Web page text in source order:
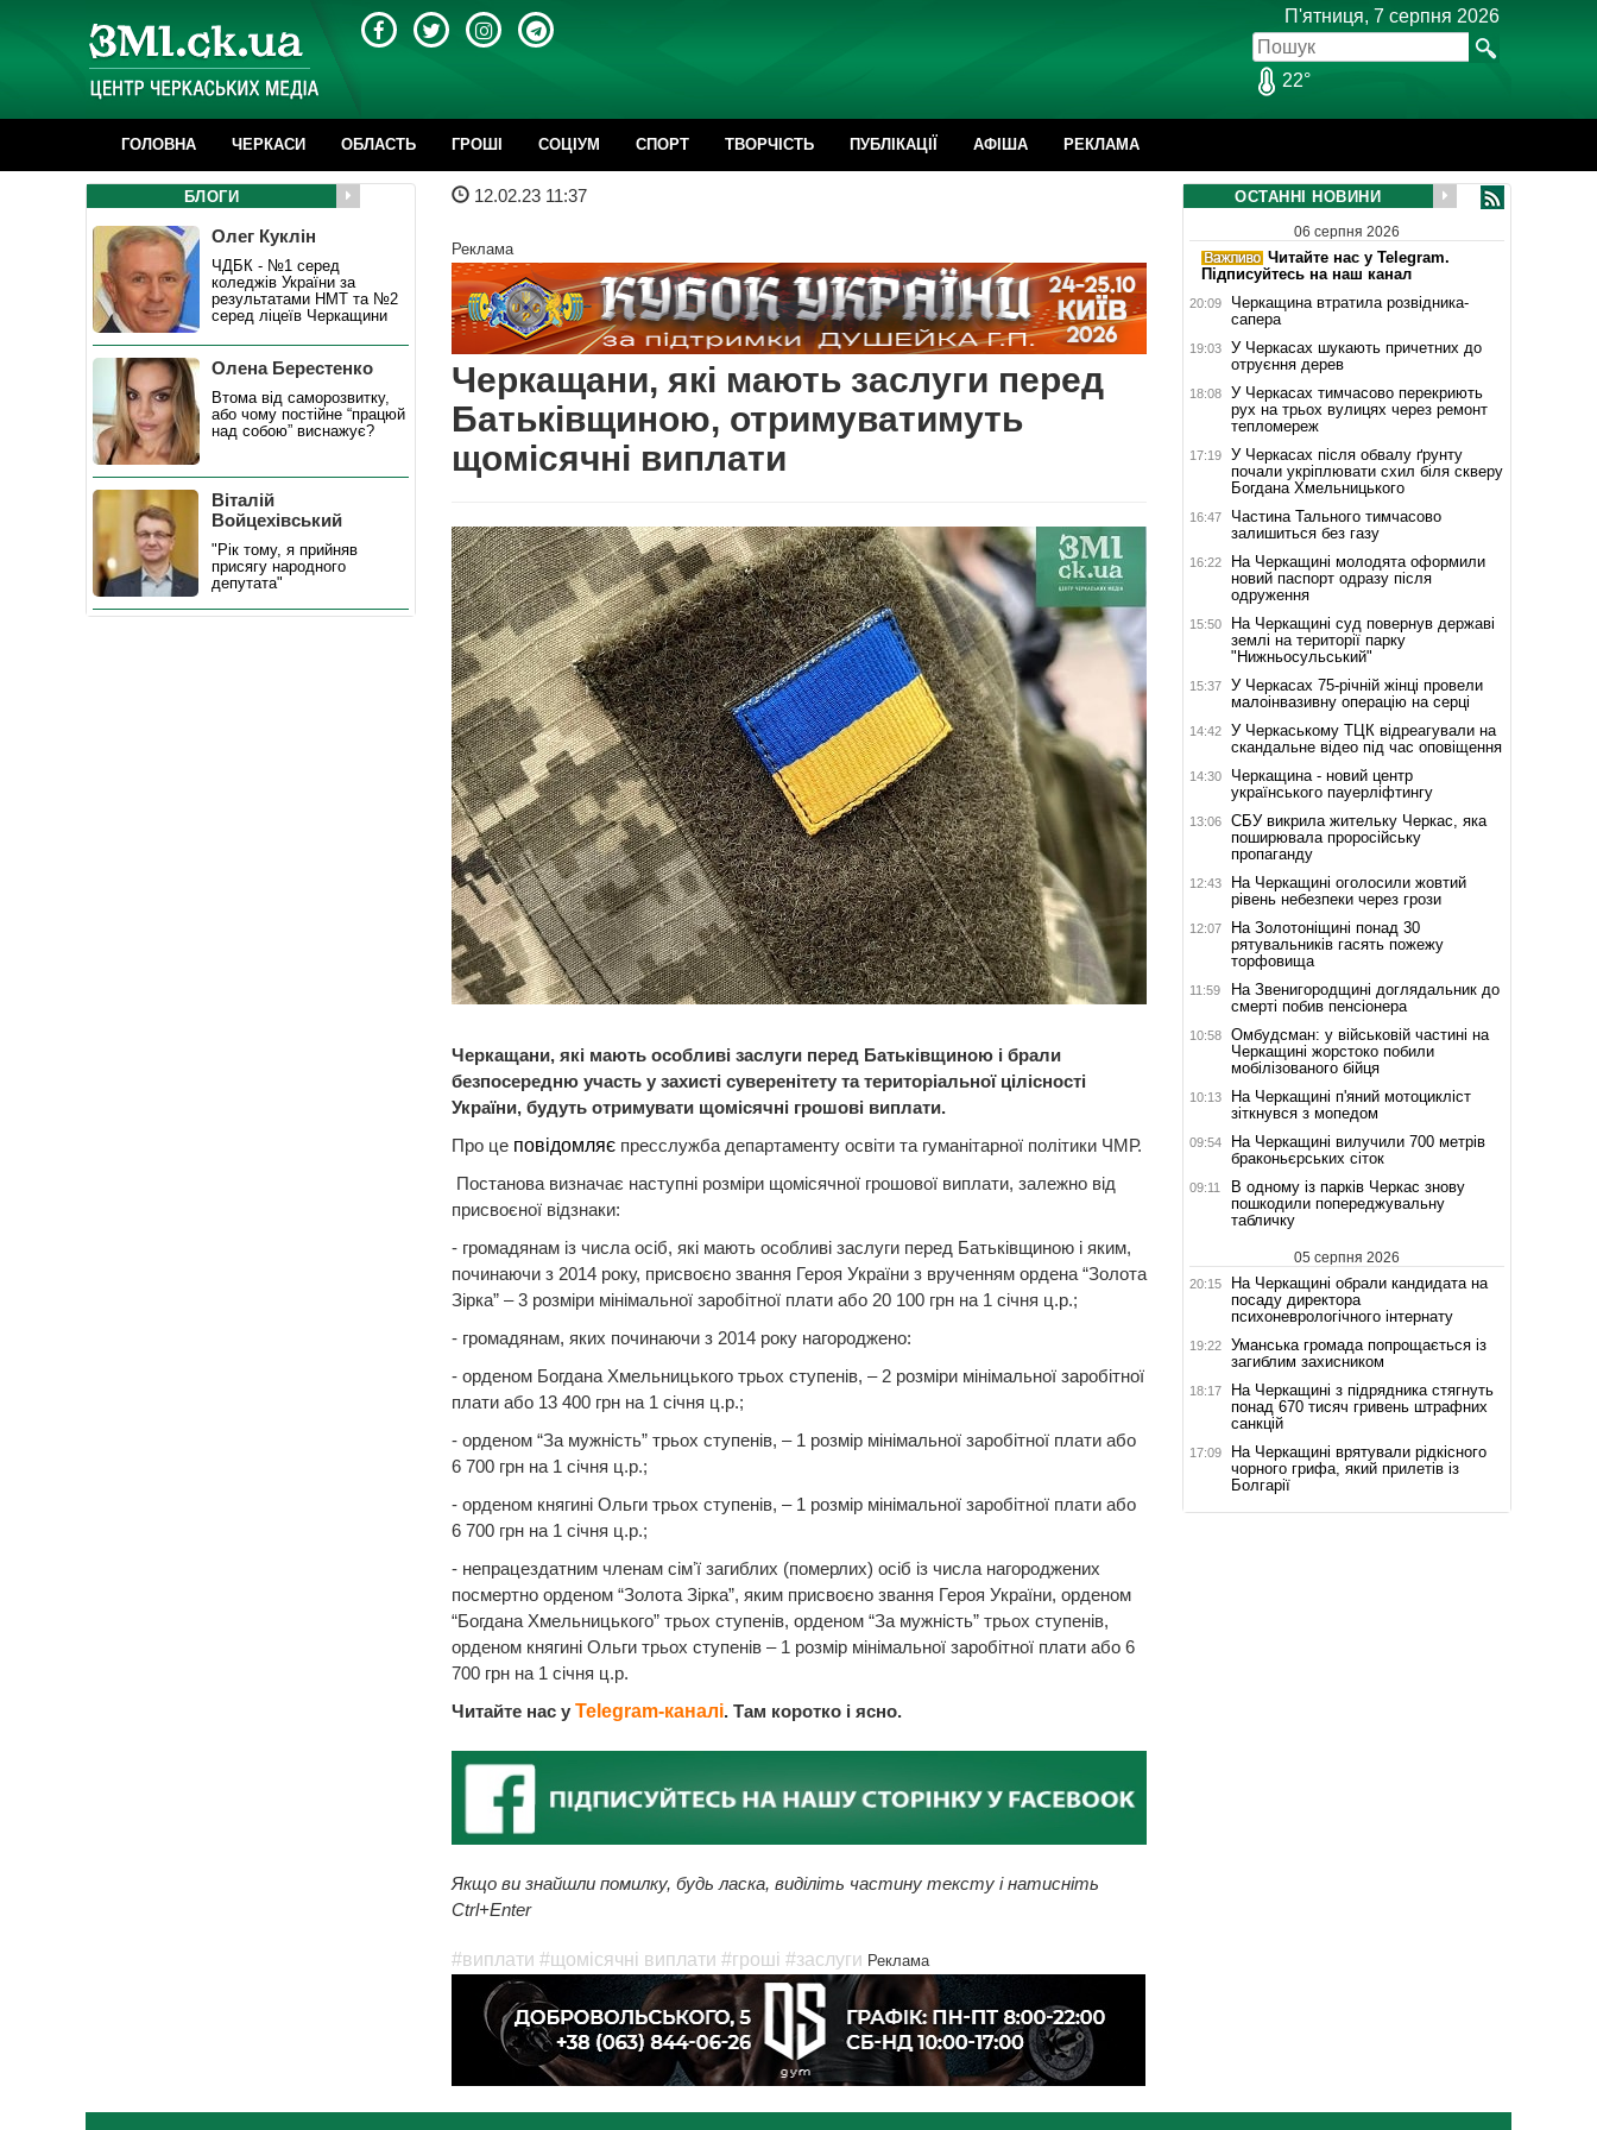
П'ятниця, 7 серпня 2026
22°
ГОЛОВНА ЧЕРКАСИ ОБЛАСТЬ ГРОШІ CОЦІУМ СПОРТ ТВОРЧІСТЬ ПУБЛІКАЦІЇ АФІША РЕКЛАМА
12.02.23 11:37
Реклама
Черкащани, які мають заслуги перед
Батьківщиною, отримуватимуть
щомісячні виплати
Черкащани, які мають особливі заслуги перед Батьківщиною і брали
безпосередню участь у захисті суверенітету та територіальної цілісності
України, будуть отримувати щомісячні грошові виплати.
Про це повідомляє пресслужба департаменту освіти та гуманітарної політики ЧМР.
Постанова визначає наступні розміри щомісячної грошової виплати, залежно від
присвоєної відзнаки:
- громадянам із числа осіб, які мають особливі заслуги перед Батьківщиною і яким,
починаючи з 2014 року, присвоєно звання Героя України з врученням ордена “Золота
Зірка” – 3 розміри мінімальної заробітної плати або 20 100 грн на 1 січня ц.р.;
- громадянам, яких починаючи з 2014 року нагороджено:
- орденом Богдана Хмельницького трьох ступенів, – 2 розміри мінімальної заробітної
плати або 13 400 грн на 1 січня ц.р.;
- орденом “За мужність” трьох ступенів, – 1 розмір мінімальної заробітної плати або
6 700 грн на 1 січня ц.р.;
- орденом княгині Ольги трьох ступенів, – 1 розмір мінімальної заробітної плати або
6 700 грн на 1 січня ц.р.;
- непрацездатним членам сімʼї загиблих (померлих) осіб із числа нагороджених
посмертно орденом “Золота Зірка”, яким присвоєно звання Героя України, орденом
“Богдана Хмельницького” трьох ступенів, орденом “За мужність” трьох ступенів,
орденом княгині Ольги трьох ступенів – 1 розмір мінімальної заробітної плати або 6
700 грн на 1 січня ц.р.
Читайте нас у Telegram-каналі. Там коротко і ясно.
Якщо ви знайшли помилку, будь ласка, виділіть частину тексту і натисніть
Ctrl+Enter
#виплати #щомісячні виплати #гроші #заслуги Реклама
БЛОГИ
Олег Куклін
ЧДБК - №1 серед
коледжів України за
результатами НМТ та №2
серед ліцеїв Черкащини
Олена Берестенко
Втома від саморозвитку,
або чому постійне “працюй
над собою” виснажує?
Віталій
Войцехівський
"Рік тому, я прийняв
присягу народного
депутата"
ОСТАННІ НОВИНИ
06 серпня 2026
Читайте нас у Telegram.
Підписуйтесь на наш канал
20:09
Черкащина втратила розвідника-
сапера
19:03
У Черкасах шукають причетних до
отруєння дерев
18:08
У Черкасах тимчасово перекриють
рух на трьох вулицях через ремонт
тепломереж
17:19
У Черкасах після обвалу ґрунту
почали укріплювати схил біля скверу
Богдана Хмельницького
16:47
Частина Тального тимчасово
залишиться без газу
16:22
На Черкащині молодята оформили
новий паспорт одразу після
одруження
15:50
На Черкащині суд повернув державі
землі на території парку
"Нижньосульський"
15:37
У Черкасах 75-річній жінці провели
малоінвазивну операцію на серці
14:42
У Черкаському ТЦК відреагували на
скандальне відео під час оповіщення
14:30
Черкащина - новий центр
українського пауерліфтингу
13:06
СБУ викрила жительку Черкас, яка
поширювала проросійську
пропаганду
12:43
На Черкащині оголосили жовтий
рівень небезпеки через грози
12:07
На Золотоніщині понад 30
рятувальників гасять пожежу
торфовища
11:59
На Звенигородщині доглядальник до
смерті побив пенсіонера
10:58
Омбудсман: у військовій частині на
Черкащині жорстоко побили
мобілізованого бійця
10:13
На Черкащині п'яний мотоцикліст
зіткнувся з мопедом
09:54
На Черкащині вилучили 700 метрів
браконьєрських сіток
09:11
В одному із парків Черкас знову
пошкодили попереджувальну
табличку
05 серпня 2026
20:15
На Черкащині обрали кандидата на
посаду директора
психоневрологічного інтернату
19:22
Уманська громада попрощається із
загиблим захисником
18:17
На Черкащині з підрядника стягнуть
понад 670 тисяч гривень штрафних
санкцій
17:09
На Черкащині врятували рідкісного
чорного грифа, який прилетів із
Болгарії